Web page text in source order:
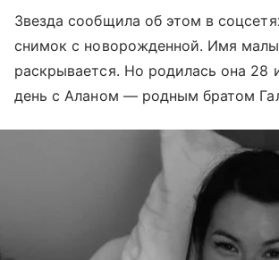
Звезда сообщила об этом в
снимок с новорожденной. Имя
раскрывается. Но родилась она 28
день с Аланом — родным братом